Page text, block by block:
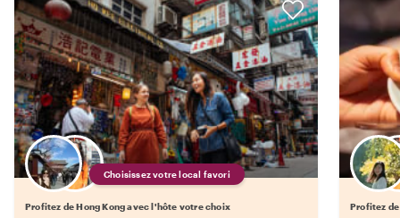
Choisissez votre local favori
Profitez de Hong Kong avec l'hôte votre choix Profitez